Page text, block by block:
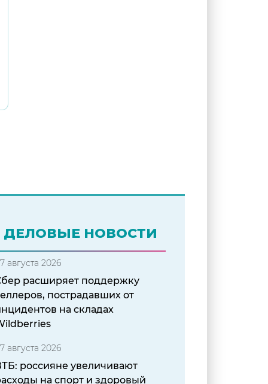
ДЕЛОВЫЕ НОВОСТИ
августа 2026
расширяет поддержку
пострадавших от
на складах
августа 2026
россияне увеличивают
на спорт и здоровый